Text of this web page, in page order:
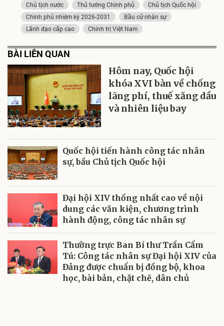
Chủ tịch nước
Thủ tướng Chính phủ
Chủ tịch Quốc hội
Chính phủ nhiệm kỳ 2026-2031
Bầu cử nhân sự
Lãnh đạo cấp cao
Chính trị Việt Nam
BÀI LIÊN QUAN
Hôm nay, Quốc hội
khóa XVI bàn về chống
lãng phí, thuế xăng dầu
và nhiên liệu bay
Quốc hội tiến hành công tác nhân
sự, bầu Chủ tịch Quốc hội
Đại hội XIV thống nhất cao về nội
dung các văn kiện, chương trình
hành động, công tác nhân sự
Thường trực Ban Bí thư Trần Cẩm
Tú: Công tác nhân sự Đại hội XIV của
Đảng được chuẩn bị đồng bộ, khoa
học, bài bản, chặt chẽ, dân chủ